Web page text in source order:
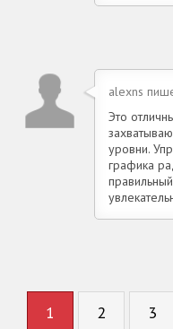
alexns
Это
уровни.
графика
1 2 3